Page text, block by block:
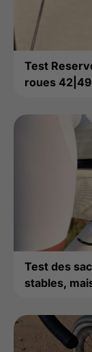
Test
roues
Test des
stables,